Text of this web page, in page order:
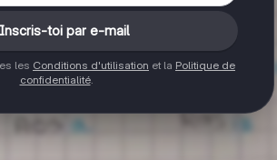
toi par e-mail
les Conditions d'utilisation et la Politique de
confidentialité.